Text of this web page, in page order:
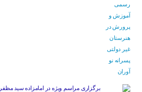
برگزاری مراسم ویژه در امامزاده سید